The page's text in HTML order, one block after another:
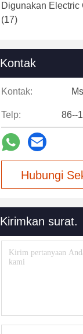
Digunakan Electric
(17)
Kontak
Kontak:
Telp: 86--
Hubungi
Kirimkan surat.